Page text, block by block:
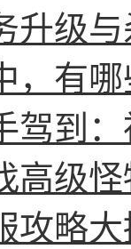
升级
，有
驾到
高级
攻略